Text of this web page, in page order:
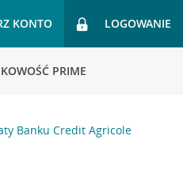
KONTO LOGOWANIE
PRIME
Banku Credit Agricole